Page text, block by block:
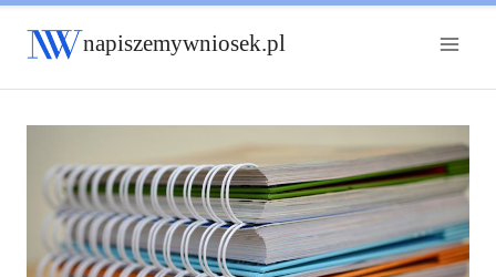
napiszemywniosek.pl